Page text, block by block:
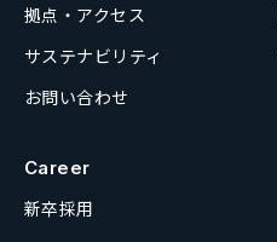
拠点・アクセス
サステナビリティ
お問い合わせ
Career
新卒採用